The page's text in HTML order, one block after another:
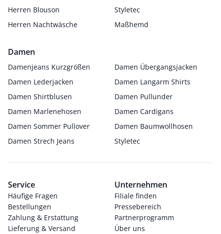
Herren Blouson
Styletec
Herren Nachtwäsche
Maßhemd
Damen
Damenjeans Kurzgrößen
Damen Übergangsjacken
Damen Lederjacken
Damen Langarm Shirts
Damen Shirtblusen
Damen Pullunder
Damen Marlenehosen
Damen Cardigans
Damen Sommer Pullover
Damen Baumwollhosen
Damen Strech Jeans
Styletec
Service
Häufige Fragen
Bestellungen
Zahlung & Erstattung
Lieferung & Versand
Unternehmen
Filiale finden
Pressebereich
Partnerprogramm
Über uns